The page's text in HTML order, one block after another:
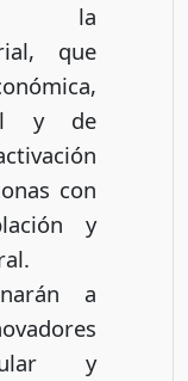
la
que
y de
con
y
a
y